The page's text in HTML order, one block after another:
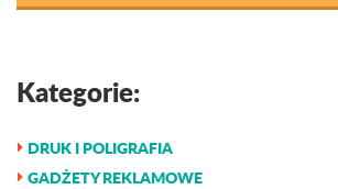
Kategorie:
DRUK I POLIGRAFIA
GADŻETY REKLAMOWE